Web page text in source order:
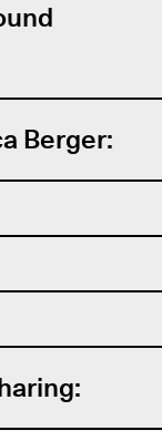
Berger: